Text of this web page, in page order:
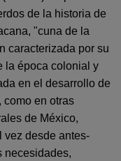
de la historia de
"cuna de la
caracterizada por su
la época colonial y
en el desarrollo de
como en otras
de México,
vez desde antes-
necesidades,